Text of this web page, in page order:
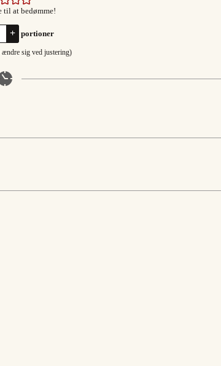
til at bedømme!
+ portioner
ændre sig ved justering)